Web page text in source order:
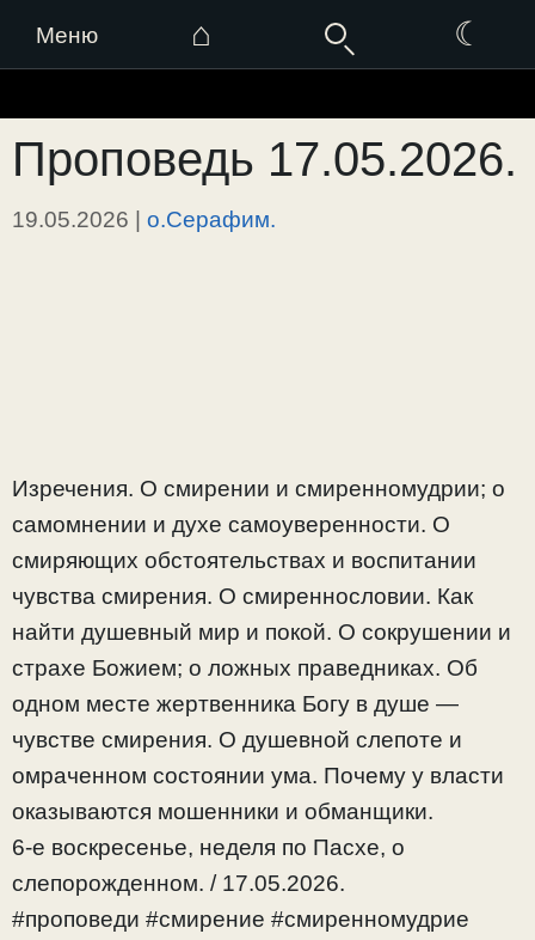
Меню ⌂ ☾
к
содержимому
Проповедь 17.05.2026.
19.05.2026 | о.Серафим.
Изречения. О смирении и смиренномудрии; о
самомнении и духе самоуверенности. О
смиряющих обстоятельствах и воспитании
чувства смирения. О смиреннословии. Как
найти душевный мир и покой. О сокрушении и
страхе Божием; о ложных праведниках. Об
одном месте жертвенника Богу в душе —
чувстве смирения. О душевной слепоте и
омраченном состоянии ума. Почему у власти
оказываются мошенники и обманщики.
6-е воскресенье, неделя по Пасхе, о
слепорожденном. / 17.05.2026.
#проповеди #смирение #смиренномудрие